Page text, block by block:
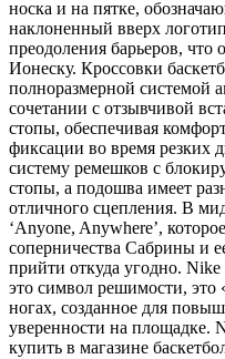
носка и на пятке,
наклоненный вверх
преодоления барьеров, что
Ионеску. Кроссовки
полноразмерной системой
сочетании с отзывчивой
стопы, обеспечивая
фиксации во время резких
систему ремешков с
стопы, а подошва имеет
отличного сцепления. В
‘Anyone, Anywhere’,
соперничества Сабрины и
прийти откуда угодно. Nike
это символ решимости, это
ногах, созданное для
уверенности на площадке.
купить в магазине